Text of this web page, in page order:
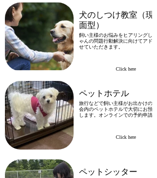
犬のしつけ教室（現
面型）
飼い主様のお悩みをヒアリングし、
ゃんの問題行動解決に向けてアドバ
せていただきます。
Click here
ペットホテル
旅行などで飼い主様がお出かけの際
会内のペットホテルで大切にお預か
します。オンラインでの予約申請受
Click here
ペットシッター